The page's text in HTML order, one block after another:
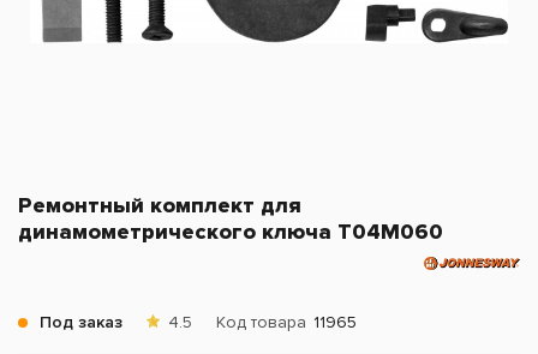
Ремонтный комплект для
динамометрического ключа T04M060
Под заказ 4.5 Код товара 11965